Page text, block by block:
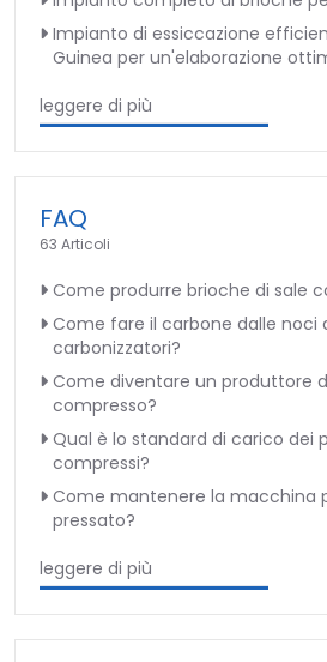
Impianto di essiccazione
Guinea per un'elaborazione
leggere di più
FAQ
63 Articoli
Come produrre brioche di sale
Come fare il carbone dalle noci
carbonizzatori?
Come diventare un produttore
compresso?
Qual è lo standard di carico dei
compressi?
Come mantenere la macchina
pressato?
leggere di più